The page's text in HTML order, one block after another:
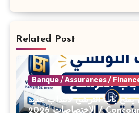
Related Post
Banque / Assurances /
يفتح باب الترشح لانتداب عديد
الاختصاصات 2026 / Concours BT